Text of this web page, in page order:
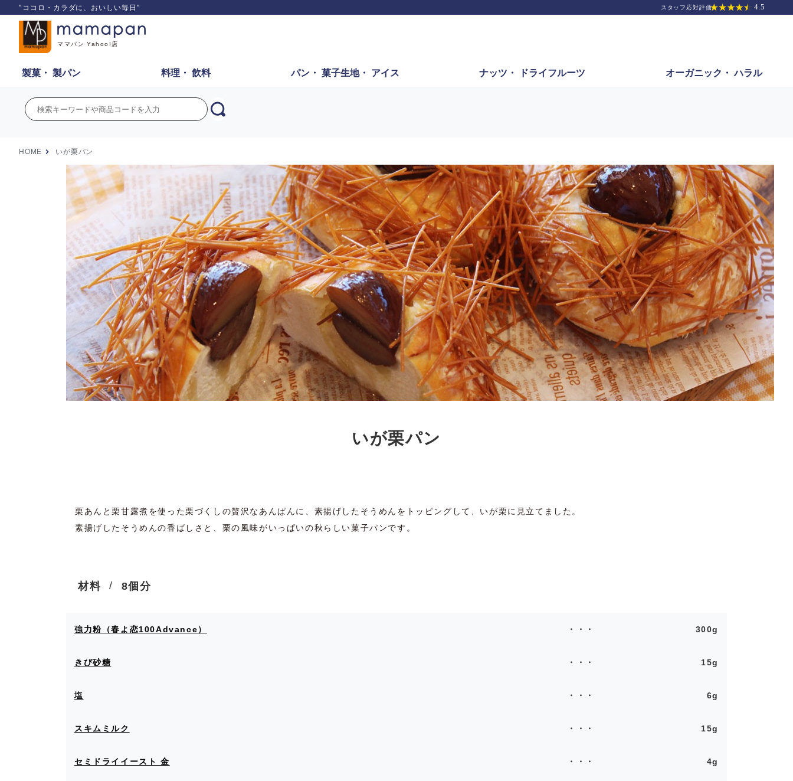
"ココロ・カラダに、おいしい毎日"
ママパン Yahoo!店
製菓・ 製パン 料理・ 飲料 パン・ 菓子生地・ アイス ナッツ・ ドライフルーツ オーガニック・ ハラル
HOME いが栗パン
いが栗パン
栗あんと栗甘露煮を使った栗づくしの贅沢なあんぱんに、素揚げしたそうめんをトッピングして、いが栗に見立てました。
素揚げしたそうめんの香ばしさと、栗の風味がいっぱいの秋らしい菓子パンです。
材料 8個分
強力粉（春よ恋100Advance） 300g
きび砂糖 15g
塩 6g
スキムミルク 15g
セミドライイースト 金 4g